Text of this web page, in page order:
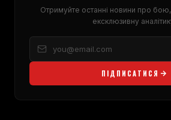
Отримуйте останні новини про бою,
ексклюзивну
ПІДПИСАТИСЯ